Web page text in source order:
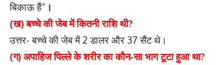
बिकाऊ हैं” ।
(ख) बच्चे की जेब में कितनी राशि थी?
उत्तर- बच्चे की जेब में 2 डालर और 37 सैंट थे।
(ग) अपाहिज पिल्ले के शरीर का कौन-सा भाग टूटा हुआ था?